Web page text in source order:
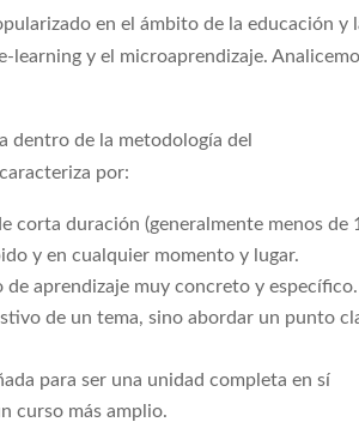
en el ámbito de la educación y
learning y el microaprendizaje.
dentro de la metodología del
por:
corta duración (generalmente menos de
y en cualquier momento y lugar.
aprendizaje muy concreto y
de un tema, sino abordar un punto
para ser una unidad completa en sí
curso más amplio.